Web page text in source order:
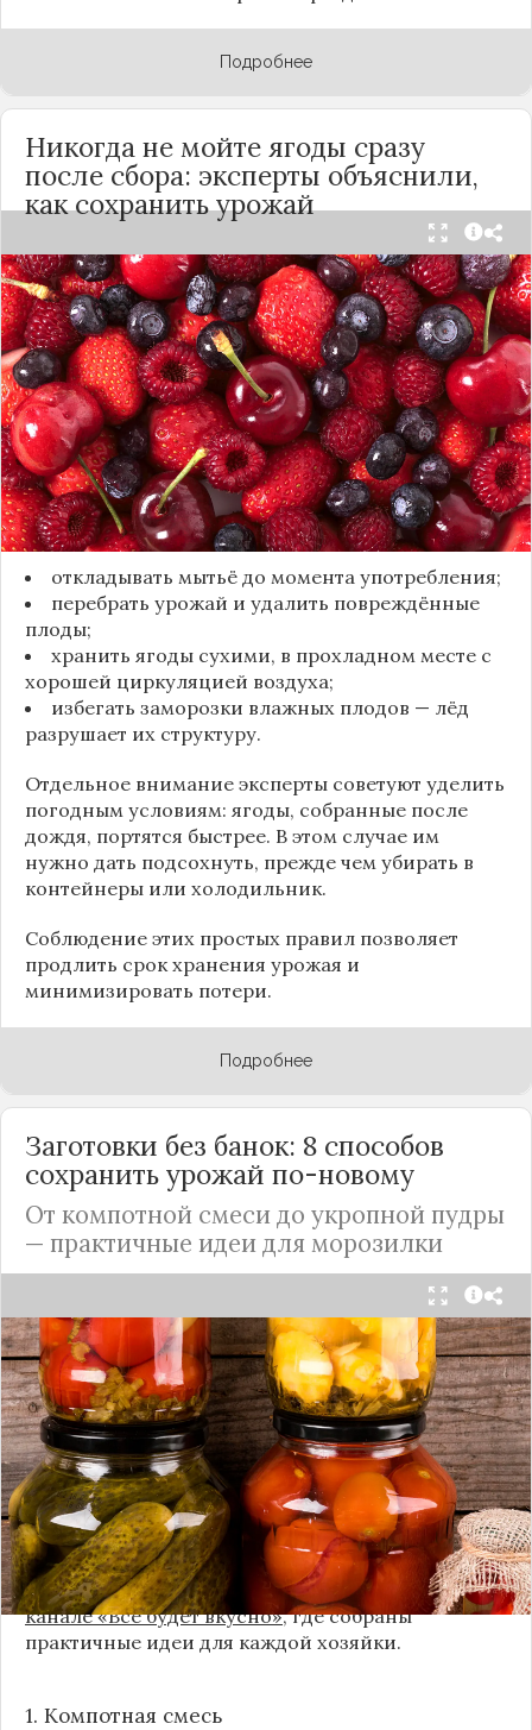
Подробнее
Никогда не мойте ягоды сразу
после сбора: эксперты объяснили,
как сохранить урожай
Мытьё ягод сразу после сбора может обернуться
полной потерей урожая. Как отмечает канал
«Сделай сам», на поверхности плодов есть
естественный восковой налёт, который играет
роль природного барьера. Он защищает ягоды
от пересыхания, бактерий и плесени. При
смывании этого слоя плоды быстро начинают
темнеть, покрываться налётом и терять вкус.
Чтобы ягоды сохранили свежесть, специалисты
рекомендуют:
откладывать мытьё до момента употребления;
перебрать урожай и удалить повреждённые
плоды;
хранить ягоды сухими, в прохладном месте с
хорошей циркуляцией воздуха;
избегать заморозки влажных плодов — лёд
разрушает их структуру.
Отдельное внимание эксперты советуют уделить
погодным условиям: ягоды, собранные после
дождя, портятся быстрее. В этом случае им
нужно дать подсохнуть, прежде чем убирать в
контейнеры или холодильник.
Соблюдение этих простых правил позволяет
продлить срок хранения урожая и
минимизировать потери.
Подробнее
Заготовки без банок: 8 способов
сохранить урожай по-новому
От компотной смеси до укропной пудры
— практичные идеи для морозилки
Каждый год, когда приходит пора богатого
урожая, я стараюсь сохранить максимум летних
витаминов. Закатки в банки — это, безусловно,
классика, которая никуда не уходит из нашей
жизни. Но современный подход к хранению
продуктов показывает, что есть и более простые,
быстрые и удобные способы.
Сегодня я делюсь своими любимыми рецептами
без банок и долгих стерилизаций. Подробнее и с
пошаговыми инструкциями их можно найти на
канале «Все будет вкусно», где собраны
практичные идеи для каждой хозяйки.
1. Компотная смесь